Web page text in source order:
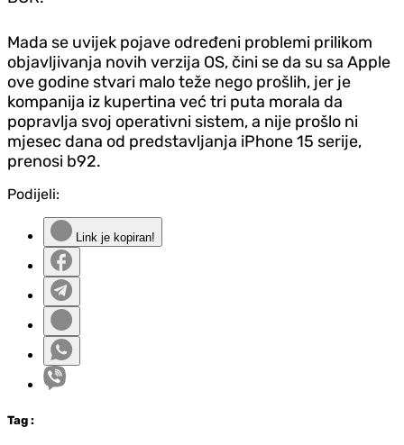
Mada se uvijek pojave određeni problemi prilikom
objavljivanja novih verzija OS, čini se da su sa Apple
ove godine stvari malo teže nego prošlih, jer je
kompanija iz kupertina već tri puta morala da
popravlja svoj operativni sistem, a nije prošlo ni
mjesec dana od predstavljanja iPhone 15 serije,
prenosi b92.
Podijeli:
Link je kopiran!
Tag :